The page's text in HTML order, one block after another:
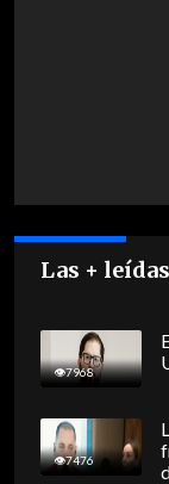
Las + leídas
7968
7476